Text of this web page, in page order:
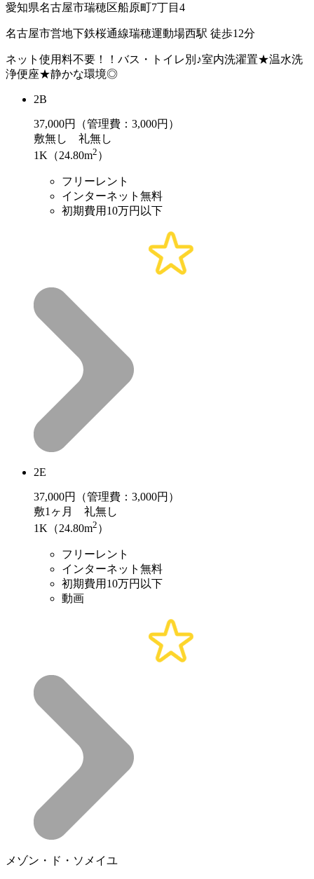
愛知県名古屋市瑞穂区船原町7丁目4
名古屋市営地下鉄桜通線瑞穂運動場西駅 徒歩12分
ネット使用料不要！！バス・トイレ別♪室内洗濯置★温水洗
浄便座★静かな環境◎
2B
37,000円（管理費：3,000円）
敷無し 礼無し
1K（24.80m2 ）
フリーレント
インターネット無料
初期費用10万円以下
2E
37,000円（管理費：3,000円）
敷1ヶ月 礼無し
1K（24.80m2 ）
フリーレント
インターネット無料
初期費用10万円以下
動画
メゾン・ド・ソメイユ